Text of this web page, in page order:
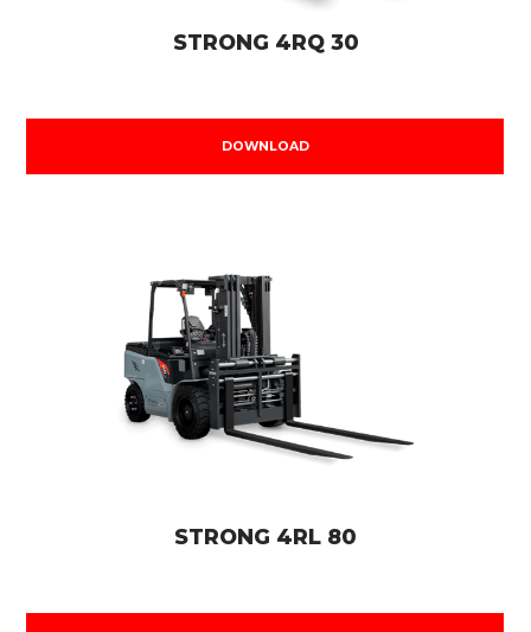
STRONG 4RQ 30
DOWNLOAD
STRONG 4RL 80